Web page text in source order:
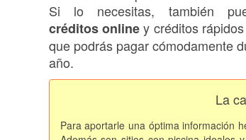
Si lo necesitas, también
créditos onliney créditos
que podrás pagar cómodamente
año.
La
Para aportarle una óptima información